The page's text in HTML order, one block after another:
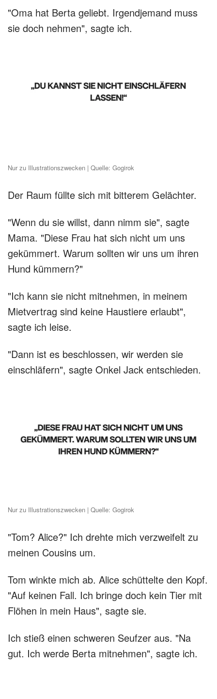
"Oma hat Berta geliebt. Irgendjemand muss
sie doch nehmen", sagte ich.
Nur zu Illustrationszwecken | Quelle: Gogirok
Der Raum füllte sich mit bitterem Gelächter.
"Wenn du sie willst, dann nimm sie", sagte
Mama. "Diese Frau hat sich nicht um uns
gekümmert. Warum sollten wir uns um ihren
Hund kümmern?"
"Ich kann sie nicht mitnehmen, in meinem
Mietvertrag sind keine Haustiere erlaubt",
sagte ich leise.
"Dann ist es beschlossen, wir werden sie
einschläfern", sagte Onkel Jack entschieden.
Nur zu Illustrationszwecken | Quelle: Gogirok
"Tom? Alice?" Ich drehte mich verzweifelt zu
meinen Cousins um.
Tom winkte mich ab. Alice schüttelte den Kopf.
"Auf keinen Fall. Ich bringe doch kein Tier mit
Flöhen in mein Haus", sagte sie.
Ich stieß einen schweren Seufzer aus. "Na
gut. Ich werde Berta mitnehmen", sagte ich.